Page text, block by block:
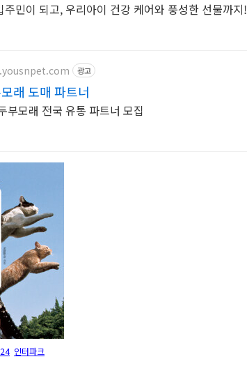
주민이 되고, 우리아이 건강 케어와 풍성한 선물까지!
광고
래 도매 파트너
부모래 전국 유통 파트너 모집
인터파크